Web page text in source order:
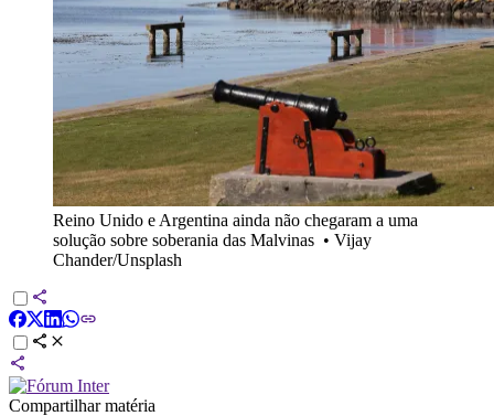
Reino Unido e Argentina ainda não chegaram a uma
solução sobre soberania das Malvinas • Vijay
Chander/Unsplash
Compartilhar matéria